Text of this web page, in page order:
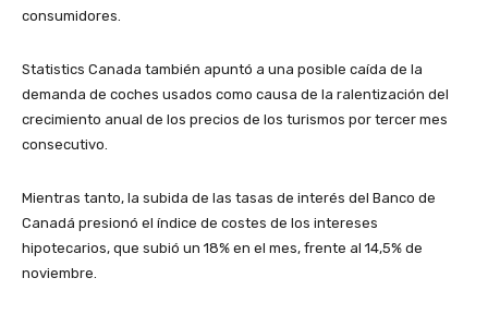
consumidores.
Statistics Canada también apuntó a una posible caída de la
demanda de coches usados como causa de la ralentización del
crecimiento anual de los precios de los turismos por tercer mes
consecutivo.
Mientras tanto, la subida de las tasas de interés del Banco de
Canadá presionó el índice de costes de los intereses
hipotecarios, que subió un 18% en el mes, frente al 14,5% de
noviembre.